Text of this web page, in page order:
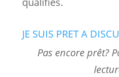
JE SUIS PRET A
Pas encore prêt?